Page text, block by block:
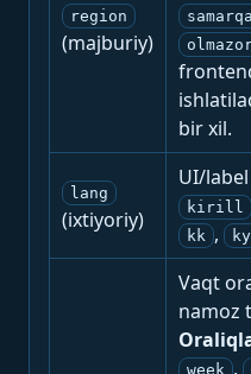
region
(majburiy)
bir xil.
lang
(ixtiyoriy)
UI/
kirill
kk , ky
Vaqt
namoz
week ,